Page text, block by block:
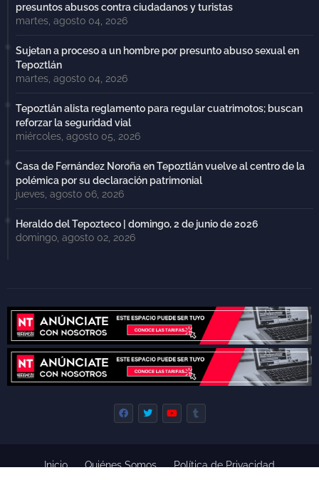
presuntos abusos contra ciudadanos y turistas
martes, agosto 04, 2026
Sujetan a proceso a un hombre por presunto abuso sexual en
Tepoztlán
martes, agosto 04, 2026
Tepoztlán alista reglamento para regular cuatrimotos; buscan
reforzar la seguridad vial
miércoles, agosto 05, 2026
Casa de Fernández Noroña en Tepoztlán vuelve al centro de la
polémica por su declaración patrimonial
jueves, agosto 06, 2026
Heraldo del Tepozteco | domingo, 2 de junio de 2026
domingo, agosto 02, 2026
Inicio Quiénes Somos
Política de Privacidad